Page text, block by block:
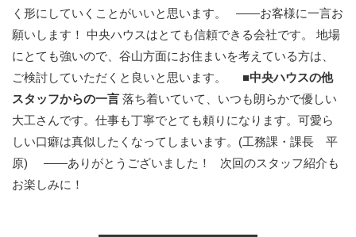
く形にしていくことがいいと思います。 ——お客様に一言お
願いします！ 中央ハウスはとても信頼できる会社です。 地場
にとても強いので、谷山方面にお住まいを考えている方は、
ご検討していただくと良いと思います。 ■中央ハウスの他
スタッフからの一言 落ち着いていて、いつも朗らかで優しい
大工さんです。仕事も丁寧でとても頼りになります。可愛ら
しい口癖は真似したくなってしまいます。(工務課・課長 平
原) ——ありがとうございました！ 次回のスタッフ紹介も
お楽しみに！